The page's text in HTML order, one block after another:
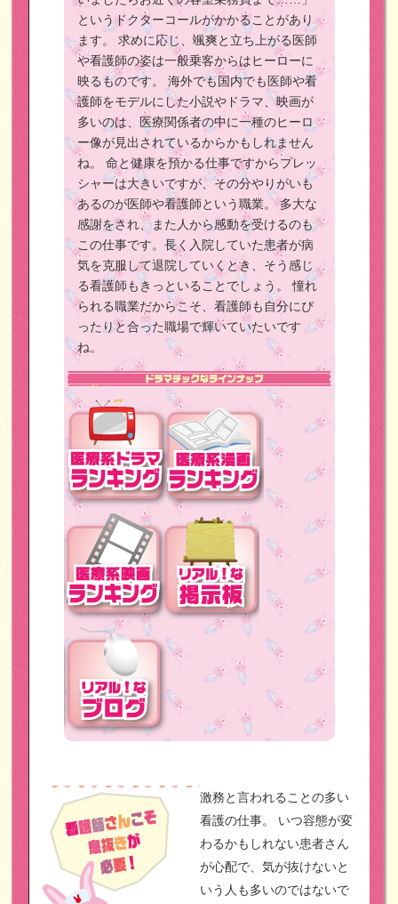
というドクターコールがかかることがあり
ます。
求めに応じ、颯爽と立ち上がる医師
や看護師の姿は一般乗客からはヒーローに
映るものです。
海外でも国内でも医師や看
護師をモデルにした小説やドラマ、映画が
多いのは、医療関係者の中に一種のヒーロ
ー像が見出されているからかもしれません
ね。
命と健康を預かる仕事ですからプレッ
シャーは大きいですが、その分やりがいも
あるのが医師や看護師という職業。多大な
感謝をされ、また人から感動を受けるのも
この仕事です。長く入院していた患者が病
気を克服して退院していくとき、そう感じ
る看護師もきっといることでしょう。
憧れ
られる職業だからこそ、看護師も自分にぴ
ったりと合った職場で輝いていたいです
ね。
激務と言われることの多い
看護の仕事。
いつ容態が変
わるかもしれない患者さん
が心配で、気が抜けないと
いう人も多いのではないで